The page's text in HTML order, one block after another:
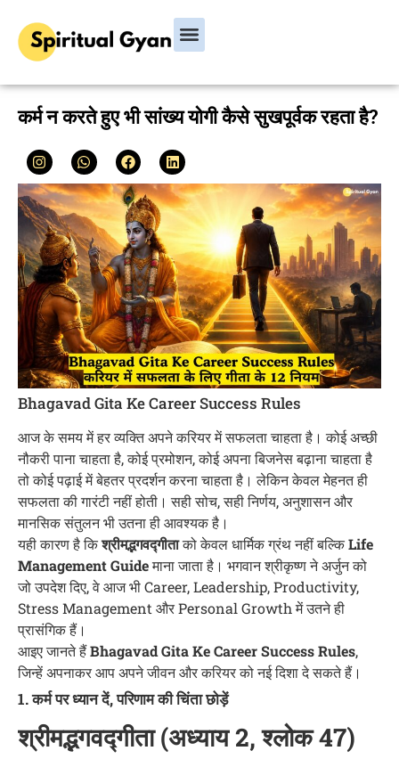
कर्म न करते हुए भी सांख्य योगी कैसे सुखपूर्वक रहता है?
Bhagavad Gita Ke Career Success Rules
आज के समय में हर व्यक्ति अपने करियर में सफलता चाहता है। कोई अच्छी
नौकरी पाना चाहता है, कोई प्रमोशन, कोई अपना बिजनेस बढ़ाना चाहता है
तो कोई पढ़ाई में बेहतर प्रदर्शन करना चाहता है। लेकिन केवल मेहनत ही
सफलता की गारंटी नहीं होती। सही सोच, सही निर्णय, अनुशासन और
मानसिक संतुलन भी उतना ही आवश्यक है।
यही कारण है किश्रीमद्भगवद्गीताको केवल धार्मिक ग्रंथ नहीं बल्किLife
Management Guideमाना जाता है। भगवान श्रीकृष्ण ने अर्जुन को
जो उपदेश दिए, वे आज भी Career, Leadership, Productivity,
Stress Management और Personal Growth में उतने ही
प्रासंगिक हैं।
आइए जानते हैंBhagavad Gita Ke Career Success Rules,
जिन्हें अपनाकर आप अपने जीवन और करियर को नई दिशा दे सकते हैं।
1. कर्म पर ध्यान दें, परिणाम की चिंता छोड़ें
श्रीमद्भगवद्गीता (अध्याय 2, श्लोक 47)